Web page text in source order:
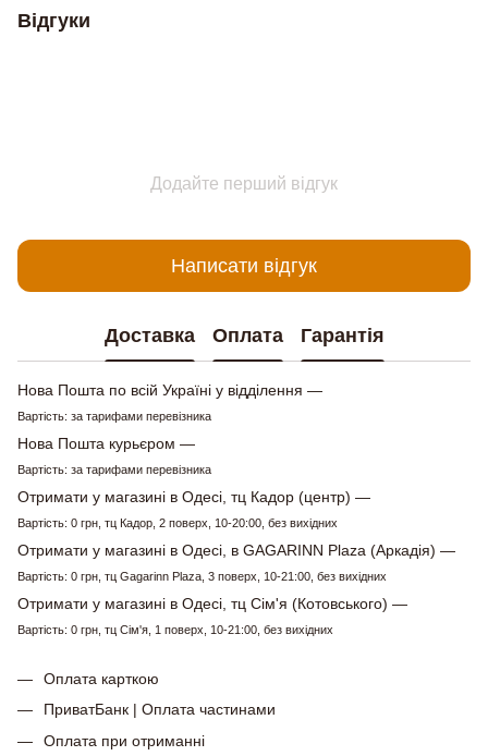
Відгуки
Додайте перший відгук
Написати відгук
Доставка Оплата Гарантія
Нова Пошта по всій Україні у відділення —
Вартість: за тарифами перевізника
Нова Пошта курьєром —
Вартість: за тарифами перевізника
Отримати у магазині в Одесі, тц Кадор (центр) —
Вартість: 0 грн, тц Кадор, 2 поверх, 10-20:00, без вихідних
Отримати у магазині в Одесі, в GAGARINN Plaza (Аркадія) —
Вартість: 0 грн, тц Gagarinn Plaza, 3 поверх, 10-21:00, без вихідних
Отримати у магазині в Одесі, тц Сім'я (Котовського) —
Вартість: 0 грн, тц Сім'я, 1 поверх, 10-21:00, без вихідних
Оплата карткою
ПриватБанк | Оплата частинами
Оплата при отриманні